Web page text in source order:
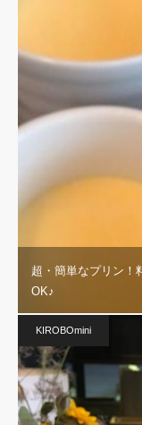
超・簡単なプリン！
OK♪
KIROBOmini